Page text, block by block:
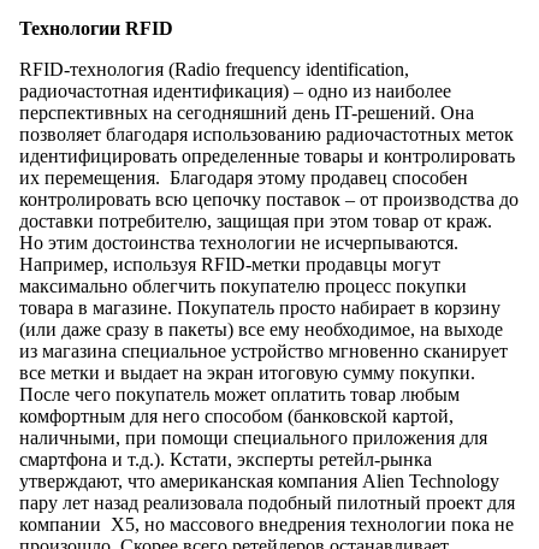
Технологии RFID
RFID-технология (Radio frequency identification,
радиочастотная идентификация) – одно из наиболее
перспективных на сегодняшний день IT-решений. Она
позволяет благодаря использованию радиочастотных меток
идентифицировать определенные товары и контролировать
их перемещения. Благодаря этому продавец способен
контролировать всю цепочку поставок – от производства до
доставки потребителю, защищая при этом товар от краж.
Но этим достоинства технологии не исчерпываются.
Например, используя RFID-метки продавцы могут
максимально облегчить покупателю процесс покупки
товара в магазине. Покупатель просто набирает в корзину
(или даже сразу в пакеты) все ему необходимое, на выходе
из магазина специальное устройство мгновенно сканирует
все метки и выдает на экран итоговую сумму покупки.
После чего покупатель может оплатить товар любым
комфортным для него способом (банковской картой,
наличными, при помощи специального приложения для
смартфона и т.д.). Кстати, эксперты ретейл-рынка
утверждают, что американская компания Alien Technology
пару лет назад реализовала подобный пилотный проект для
компании Х5, но массового внедрения технологии пока не